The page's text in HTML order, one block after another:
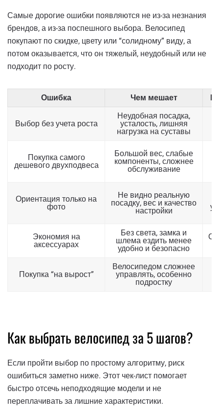
Самые дорогие ошибки появляются не из-за незнания
брендов, а из-за поспешного выбора. Велосипед
покупают по скидке, цвету или “солидному” виду, а
потом оказывается, что он тяжелый, неудобный или не
подходит по росту.
Ошибка Чем мешает
Выбор без учета роста
Неудобная посадка,
усталость, лишняя
нагрузка на суставы
Покупка самого
дешевого двухподвеса
Большой вес, слабые
компоненты, сложнее
обслуживание
Ориентация только на
фото
Не видно реальную
посадку, вес и качество
настройки
Экономия на
аксессуарах
Без света, замка и
шлема ездить менее
удобно и безопасно
Покупка “на вырост”
Велосипедом сложнее
управлять, особенно
подростку
Как выбрать велосипед за 5 шагов?
Если пройти выбор по простому алгоритму, риск
ошибиться заметно ниже. Этот чек-лист помогает
быстро отсечь неподходящие модели и не
переплачивать за лишние характеристики.